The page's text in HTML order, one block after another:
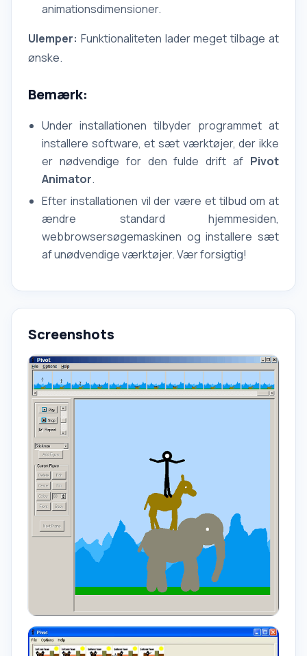
animationsdimensioner.
Ulemper: Funktionaliteten lader meget tilbage at
ønske.
Bemærk:
Under installationen tilbyder programmet at
installere software, et sæt værktøjer, der ikke
er nødvendige for den fulde drift af Pivot
Animator.
Efter installationen vil der være et tilbud om at
ændre standard hjemmesiden,
webbrowsersøgemaskinen og installere sæt
af unødvendige værktøjer. Vær forsigtig!
Screenshots